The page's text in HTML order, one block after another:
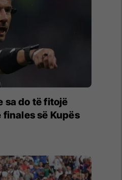
sa do të fitojë
së Kupës